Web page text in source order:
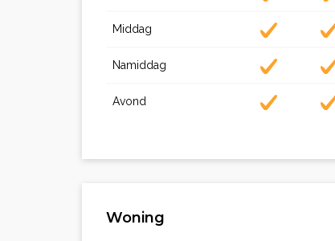
Middag
Namiddag
Avond
Woning